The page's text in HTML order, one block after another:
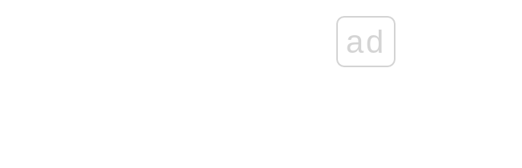
ad